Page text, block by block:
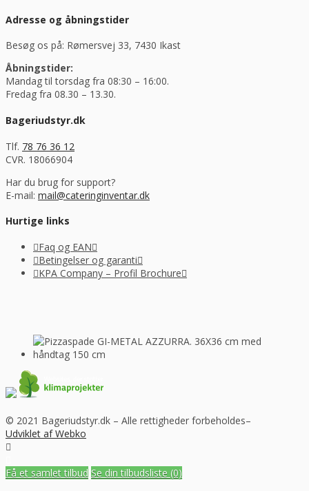
Adresse og åbningstider
Besøg os på: Rømersvej 33, 7430 Ikast
Åbningstider:
Mandag til torsdag fra 08:30 – 16:00.
Fredag fra 08.30 – 13.30.
Bageriudstyr.dk
Tlf. 78 76 36 12
CVR. 18066904
Har du brug for support?
E-mail: mail@cateringinventar.dk
Hurtige links
Faq og EAN
Betingelser og garanti
KPA Company – Profil Brochure
© 2021 Bageriudstyr.dk – Alle rettigheder forbeholdes–
Udviklet af Webko
Få et samlet tilbud Se din tilbudsliste (0)